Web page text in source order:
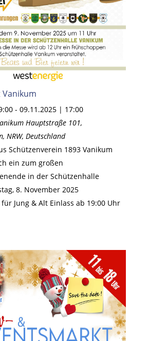
- 09.11.2025 | 17:00
Hauptstraße 101,
NRW, Deutschland
Schützenverein 1893 Vanikum
ein zum großen
in der Schützenhalle
8. November 2025
Jung & Alt Einlass ab 19:00 Uhr